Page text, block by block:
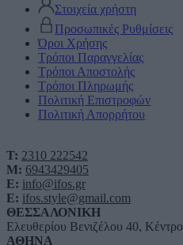
Στοιχεία χρήστη
Προσωπικές Ρυθμίσεις
Όροι Χρήσης
Τρόποι Παραγγελίας
Τρόποι Αποστολής
Τρόποι Πληρωμής
Πολιτική Επιστροφών
Πολιτική Απορρήτου
T: 2310 222542
M: 6943429405
E: info@ifos.gr
E: ifos.style@gmail.com
ΘΕΣΣΑΛΟΝΙΚΗ
Ελευθερίου Βενιζέλου 40, Κέντρο
ΑΘΗΝΑ